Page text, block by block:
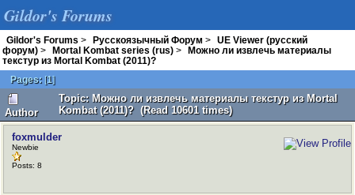
Gildor's Forums
Gildor's Forums > Русскоязычный Форум >
UE Viewer (русский
форум) > Mortal Kombat series (rus) >
Можно ли извлечь материалы
текстур из Mortal Kombat (2011)?
Pages: [1]
Author
Topic: Можно ли извлечь материалы текстур из Mortal
Kombat (2011)? (Read 10601 times)
foxmulder
Newbie
Posts: 8